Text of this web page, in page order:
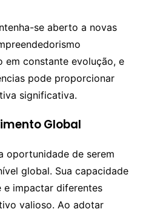
se aberto a novas
em constante evolução, e
pode proporcionar
significativa.
Global
oportunidade de serem
global. Sua capacidade
e impactar diferentes
valioso. Ao adotar